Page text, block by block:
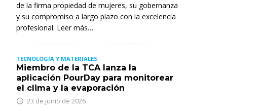
de la firma propiedad de mujeres, su gobernanza
y su compromiso a largo plazo con la excelencia
profesional. Leer más…
TECNOLOGÍA Y MATERIALES
Miembro de la TCA lanza la
aplicación PourDay para monitorear
el clima y la evaporación
23 de junio de 2026